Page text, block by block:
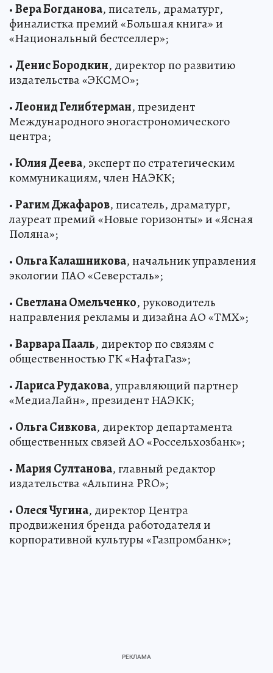
•Вера Богданова, писатель, драматург,
финалистка премий «Большая книга» и
«Национальный бестселлер»;
• Денис Бородкин, директор по развитию
издательства «ЭКСМО»;
•Леонид Гелибтерман, президент
Международного эногастрономического
центра;
•Юлия Деева, эксперт по стратегическим
коммуникациям, член НАЭКК;
•Рагим Джафаров, писатель, драматург,
лауреат премий «Новые горизонты» и «Ясная
Поляна»;
• Ольга Калашникова, начальник управления
экологии ПАО «Северсталь»;
• Светлана Омельченко, руководитель
направления рекламы и дизайна АО «ТМХ»;
•Варвара Пааль, директор по связям с
общественностью ГК «НафтаГаз»;
•Лариса Рудакова, управляющий партнер
«МедиаЛайн», президент НАЭКК;
• Ольга Сивкова, директор департамента
общественных связей АО «Россельхозбанк»;
•Мария Султанова, главный редактор
издательства «Альпина PRO»;
• Олеся Чугина, директор Центра
продвижения бренда работодателя и
корпоративной культуры «Газпромбанк»;